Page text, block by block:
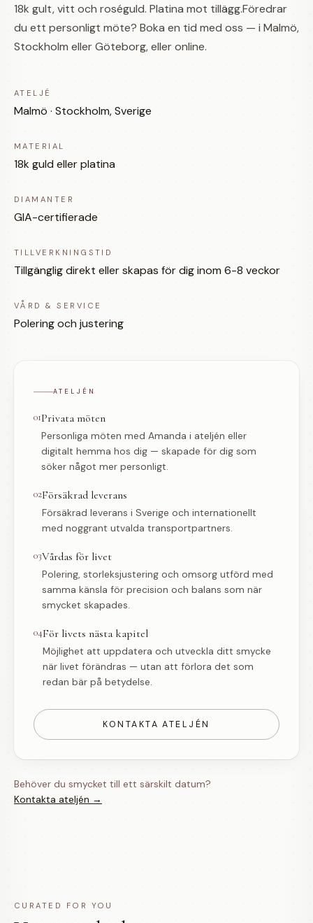
18k gult, vitt och roséguld. Platina mot tillägg.Föredrar
du ett personligt möte? Boka en tid med oss — i Malmö,
Stockholm eller Göteborg, eller online.
ATELJÉ
Malmö · Stockholm, Sverige
MATERIAL
18k guld eller platina
DIAMANTER
GIA-certifierade
TILLVERKNINGSTID
Tillgänglig direkt eller skapas för dig inom 6-8 veckor
VÅRD & SERVICE
Polering och justering
ATELJÉN
01Privata möten
Personliga möten med Amanda i ateljén eller
digitalt hemma hos dig — skapade för dig som
söker något mer personligt.
02Försäkrad leverans
Försäkrad leverans i Sverige och internationellt
med noggrant utvalda transportpartners.
03Vårdas för livet
Polering, storleksjustering och omsorg utförd med
samma känsla för precision och balans som när
smycket skapades.
04För livets nästa kapitel
Möjlighet att uppdatera och utveckla ditt smycke
när livet förändras — utan att förlora det som
redan bär på betydelse.
KONTAKTA ATELJÉN
Behöver du smycket till ett särskilt datum?
Kontakta ateljén →
CURATED FOR YOU